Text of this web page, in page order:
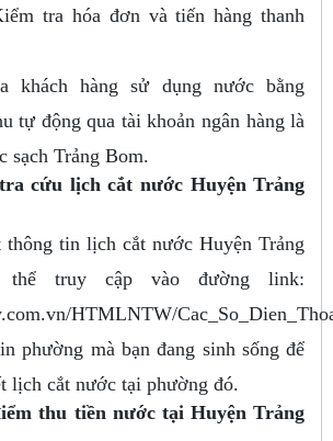
tra hóa đơn và tiến hàng thanh
hàng sử dụng nước bằng
tự động qua tài khoản ngân hàng là
sạch Trảng Bom.
cứu lịch cắt nước Huyện Trảng
tin lịch cắt nước Huyện Trảng
thể truy cập vào đường link:
HTMLNTW/
phường mà bạn đang sinh sống để
lịch cắt nước tại phường đó.
thu tiền nước tại Huyện Trảng